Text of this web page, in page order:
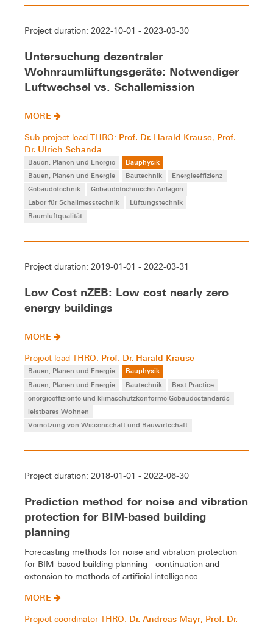
Project duration: 2022-10-01 - 2023-03-30
Untersuchung dezentraler
Wohnraumlüftungsgeräte: Notwendiger
Luftwechsel vs. Schallemission
MORE
Sub-project lead THRO: Prof. Dr. Harald Krause, Prof.
Dr. Ulrich Schanda
Bauen, Planen und Energie
Bauphysik
Bauen, Planen und Energie
Bautechnik
Energieeffizienz
Gebäudetechnik
Gebäudetechnische Anlagen
Labor für Schallmesstechnik
Lüftungstechnik
Raumluftqualität
Project duration: 2019-01-01 - 2022-03-31
Low Cost nZEB: Low cost nearly zero
energy buildings
MORE
Project lead THRO: Prof. Dr. Harald Krause
Bauen, Planen und Energie
Bauphysik
Bauen, Planen und Energie
Bautechnik
Best Practice
energieeffiziente und klimaschutzkonforme Gebäudestandards
leistbares Wohnen
Vernetzung von Wissenschaft und Bauwirtschaft
Project duration: 2018-01-01 - 2022-06-30
Prediction method for noise and vibration
protection for BIM-based building
planning
Forecasting methods for noise and vibration protection
for BIM-based building planning - continuation and
extension to methods of artificial intelligence
MORE
Project coordinator THRO: Dr. Andreas Mayr, Prof. Dr.